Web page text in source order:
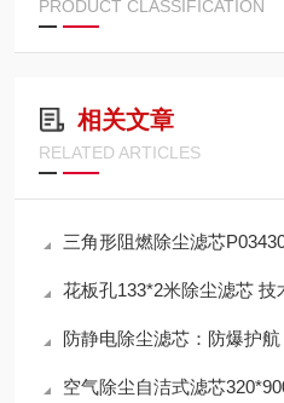
PRODUCT CLASSIFICATION
相关文章
RELATED ARTICLES
三角形阻燃除尘滤芯
花板孔133*2米除尘滤芯 技
防静电除尘滤芯：防爆护航，
空气除尘自洁式滤芯